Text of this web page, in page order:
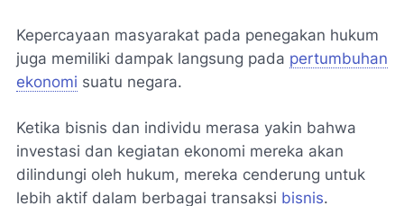
Kepercayaan masyarakat pada penegakan hukum
juga memiliki dampak langsung pada pertumbuhan
ekonomi suatu negara.
Ketika bisnis dan individu merasa yakin bahwa
investasi dan kegiatan ekonomi mereka akan
dilindungi oleh hukum, mereka cenderung untuk
lebih aktif dalam berbagai transaksi bisnis.